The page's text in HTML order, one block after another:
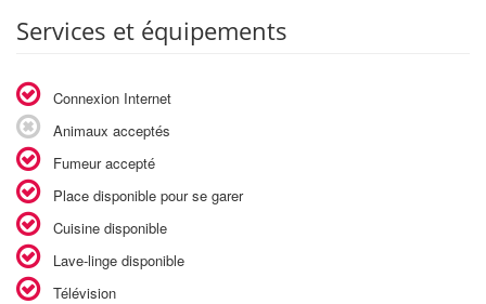
Services et équipements
Connexion Internet
Animaux acceptés
Fumeur accepté
Place disponible pour se garer
Cuisine disponible
Lave-linge disponible
Télévision